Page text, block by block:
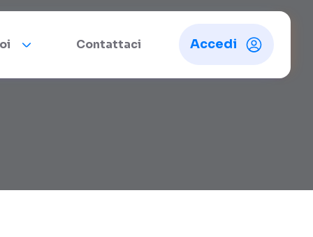
Contattaci Accedi